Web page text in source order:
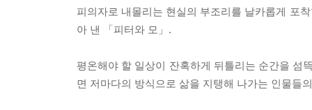
피의자로 내몰리는 현실의 부조리를 날카롭게 포
아 낸 「피터와 모」.
평온해야 할 일상이 잔혹하게 뒤틀리는 순간을 섬
면 저마다의 방식으로 삶을 지탱해 나가는 인물들